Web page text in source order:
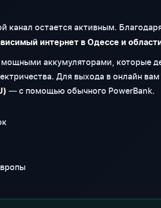
канал остается активным.
интернет в Одессе и
аккумуляторами, которые
Для выхода в онлайн вам
— с помощью обычного PowerBank.